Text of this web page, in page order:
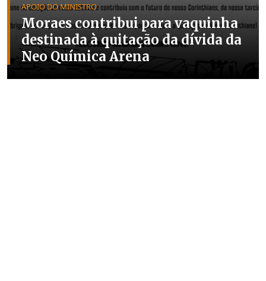
APOIO DO MINISTRO
Moraes contribui para vaquinha
destinada à quitação da dívida da
Neo Química Arena